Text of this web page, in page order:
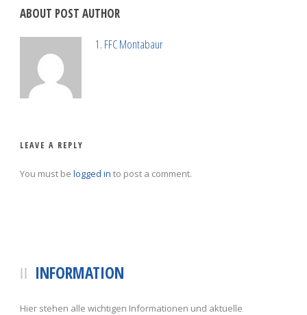
ABOUT POST AUTHOR
1. FFC Montabaur
LEAVE A REPLY
You must be logged in to post a comment.
INFORMATION
Hier stehen alle wichtigen Informationen und aktuelle